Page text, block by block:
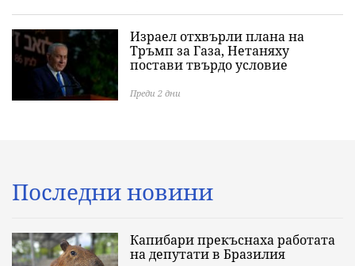
Израел отхвърли плана на
Тръмп за Газа, Нетаняху
постави твърдо условие
Преди 2 дни
Последни новини
Капибари прекъснаха работата
на депутати в Бразилия